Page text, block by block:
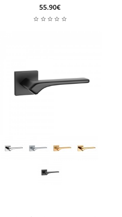
55.90€
2-4 nedēļas
2-4 nedēļas